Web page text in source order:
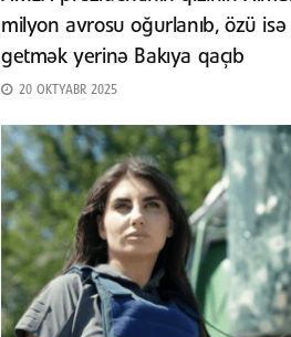
milyon avrosu oğurlanıb, özü isə
getmək yerinə Bakıya qaçıb
20 OKTYABR 2025